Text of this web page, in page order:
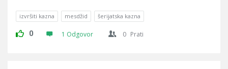
izvršiti kazna mesdžid šerijatska kazna
0 1 Odgovor 0 Prati